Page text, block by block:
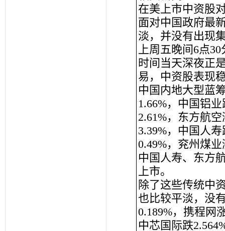
在美上市中资股
面对中国政府最
淡，并没有出现
上周五晚间6点
时间当天深夜正
易，中资股表现
中国内地大型蓝
1.66%，中国铝
2.61%，东方航
3.39%，中国人
0.49%，兖州煤
中国人寿、东方
上市。
除了这些传统中
也比较平淡，没
0.189%，携程网
中芯国际跌